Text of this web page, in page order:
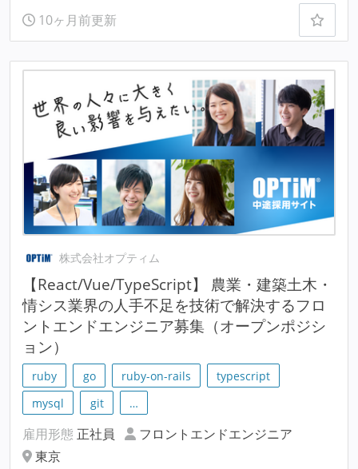
10ヶ月前更新
株式会社オプティム
【React/Vue/TypeScript】 農業・建築土木・
情シス業界の人手不足を技術で解決するフロ
ントエンドエンジニア募集（オープンポジシ
ョン）
ruby go ruby-on-rails
typescript
mysql
git …
雇用形態 正社員
フロントエンドエンジニア
東京